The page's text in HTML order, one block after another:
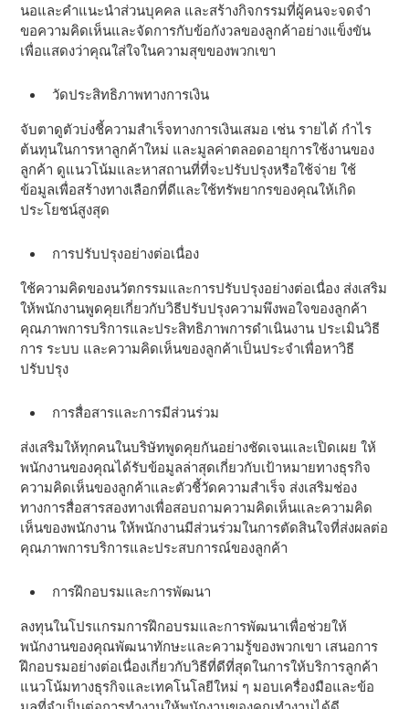
นอและคําแนะนําส่วนบุคคล และสร้างกิจกรรมที่ผู้คนจะจดจํา
ขอความคิดเห็นและจัดการกับข้อกังวลของลูกค้าอย่างแข็งขัน
เพื่อแสดงว่าคุณใส่ใจในความสุขของพวกเขา
วัดประสิทธิภาพทางการเงิน
จับตาดูตัวบ่งชี้ความสําเร็จทางการเงินเสมอ เช่น รายได้ กําไร
ต้นทุนในการหาลูกค้าใหม่ และมูลค่าตลอดอายุการใช้งานของ
ลูกค้า ดูแนวโน้มและหาสถานที่ที่จะปรับปรุงหรือใช้จ่าย ใช้
ข้อมูลเพื่อสร้างทางเลือกที่ดีและใช้ทรัพยากรของคุณให้เกิด
ประโยชน์สูงสุด
การปรับปรุงอย่างต่อเนื่อง
ใช้ความคิดของนวัตกรรมและการปรับปรุงอย่างต่อเนื่อง ส่งเสริม
ให้พนักงานพูดคุยเกี่ยวกับวิธีปรับปรุงความพึงพอใจของลูกค้า
คุณภาพการบริการและประสิทธิภาพการดําเนินงาน ประเมินวิธี
การ ระบบ และความคิดเห็นของลูกค้าเป็นประจําเพื่อหาวิธี
ปรับปรุง
การสื่อสารและการมีส่วนร่วม
ส่งเสริมให้ทุกคนในบริษัทพูดคุยกันอย่างชัดเจนและเปิดเผย ให้
พนักงานของคุณได้รับข้อมูลล่าสุดเกี่ยวกับเป้าหมายทางธุรกิจ
ความคิดเห็นของลูกค้าและตัวชี้วัดความสําเร็จ ส่งเสริมช่อง
ทางการสื่อสารสองทางเพื่อสอบถามความคิดเห็นและความคิด
เห็นของพนักงาน ให้พนักงานมีส่วนร่วมในการตัดสินใจที่ส่งผลต่อ
คุณภาพการบริการและประสบการณ์ของลูกค้า
การฝึกอบรมและการพัฒนา
ลงทุนในโปรแกรมการฝึกอบรมและการพัฒนาเพื่อช่วยให้
พนักงานของคุณพัฒนาทักษะและความรู้ของพวกเขา เสนอการ
ฝึกอบรมอย่างต่อเนื่องเกี่ยวกับวิธีที่ดีที่สุดในการให้บริการลูกค้า
แนวโน้มทางธุรกิจและเทคโนโลยีใหม่ ๆ มอบเครื่องมือและข้อ